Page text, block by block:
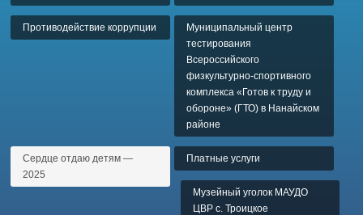
Противодействие коррупции
Муниципальный центр
тестирования
Всероссийского
физкультурно-спортивного
комплекса «Готов к труду и
обороне» (ГТО) в Нанайском
районе
Сердце отдаю детям —
2025
Платные услуги
Музейный уголок МАУДО
ЦВР с. Троицкое